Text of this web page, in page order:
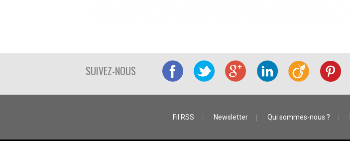
SUIVEZ-NOUS
Fil RSS Newsletter Qui sommes-nous ?